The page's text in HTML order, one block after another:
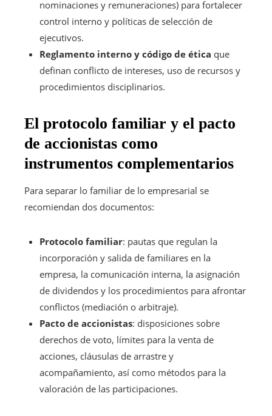
nominaciones y remuneraciones) para fortalecer
control interno y políticas de selección de
ejecutivos.
Reglamento interno y código de ética que
definan conflicto de intereses, uso de recursos y
procedimientos disciplinarios.
El protocolo familiar y el pacto
de accionistas como
instrumentos complementarios
Para separar lo familiar de lo empresarial se
recomiendan dos documentos:
Protocolo familiar: pautas que regulan la
incorporación y salida de familiares en la
empresa, la comunicación interna, la asignación
de dividendos y los procedimientos para afrontar
conflictos (mediación o arbitraje).
Pacto de accionistas: disposiciones sobre
derechos de voto, límites para la venta de
acciones, cláusulas de arrastre y
acompañamiento, así como métodos para la
valoración de las participaciones.